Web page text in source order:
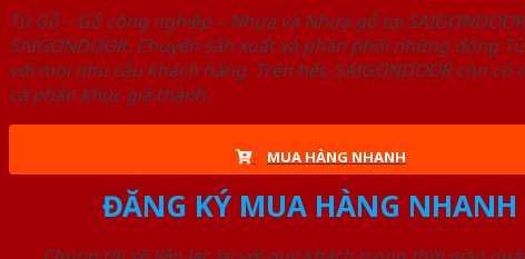
Tủ Gỗ – Gỗ công nghiêp – Nhựa và Nhựa gỗ tại
SAIGONDOOR. Chuyên sản xuất và phân phối những dòng
với mọi nhu cầu khách hàng. Trên hết, SAIGONDOOR còn
cả phân khúc giá thành.
MUA HÀNG NHANH
ĐĂNG KÝ MUA HÀNG NHANH